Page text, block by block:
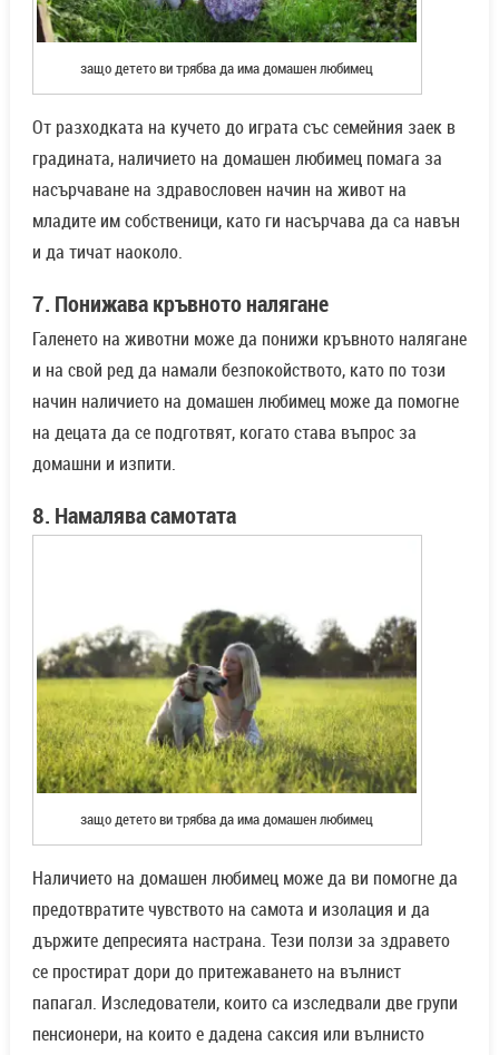
защо детето ви трябва да има домашен любимец
От разходката на кучето до играта със семейния заек в
градината, наличието на домашен любимец помага за
насърчаване на здравословен начин на живот на
младите им собственици, като ги насърчава да са навън
и да тичат наоколо.
7. Понижава кръвното налягане
Галенето на животни може да понижи кръвното налягане
и на свой ред да намали безпокойството, като по този
начин наличието на домашен любимец може да помогне
на децата да се подготвят, когато става въпрос за
домашни и изпити.
8. Намалява самотата
защо детето ви трябва да има домашен любимец
Наличието на домашен любимец може да ви помогне да
предотвратите чувството на самота и изолация и да
държите депресията настрана. Тези ползи за здравето
се простират дори до притежаването на вълнист
папагал. Изследователи, които са изследвали две групи
пенсионери, на които е дадена саксия или вълнисто